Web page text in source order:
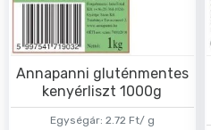
Egységár: 2.72 Ft/ g
Annapanni gluténmentes
kenyérliszt 1000g